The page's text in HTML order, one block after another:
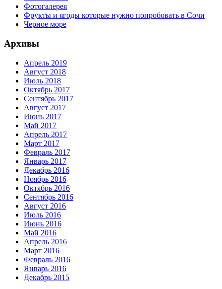
Фотогалерея
Фрукты и ягоды которые нужно попробовать в Сочи
Черное море
Архивы
Апрель 2019
Август 2018
Июль 2018
Октябрь 2017
Сентябрь 2017
Август 2017
Июнь 2017
Май 2017
Апрель 2017
Март 2017
Февраль 2017
Январь 2017
Декабрь 2016
Ноябрь 2016
Октябрь 2016
Сентябрь 2016
Август 2016
Июль 2016
Июнь 2016
Май 2016
Апрель 2016
Март 2016
Февраль 2016
Январь 2016
Декабрь 2015